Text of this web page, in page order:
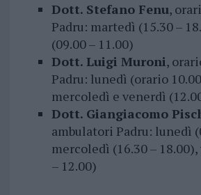
Dott. Stefano Fenu,
Padru: martedì (15.30 –
(09.00 – 11.00)
Dott. Luigi Muroni,
Padru: lunedì (orario
mercoledì e venerdì
Dott. Giangiacomo
ambulatori Padru: lunedì
mercoledì (16.30 –
– 12.00)